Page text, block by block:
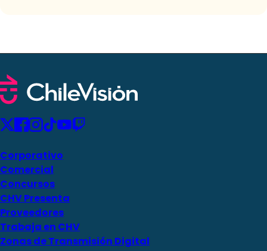
Corporativo
Comercial
Concursos
CHV Presenta
Proveedores
Trabaja en CHV
Zonas de Transmisión Digital